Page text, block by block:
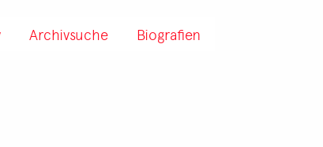
Archivsuche Biografien